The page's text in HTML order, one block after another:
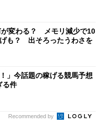
が変わる？ メモリ減少で10
も？ 出そろったうわさを
」今話題の稼げる競馬予想
る件
Recommended by